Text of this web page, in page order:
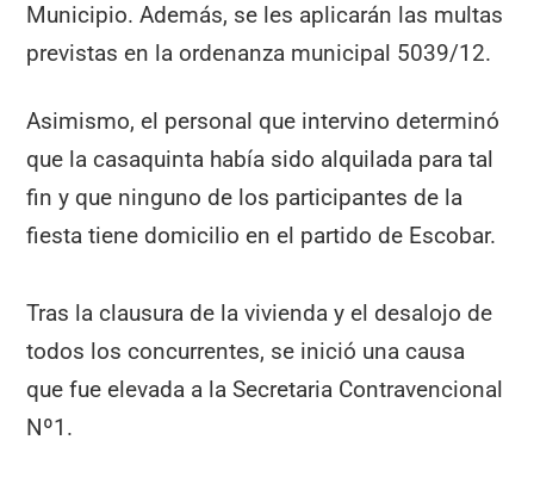
Municipio. Además, se les aplicarán las multas
previstas en la ordenanza municipal 5039/12.
Asimismo, el personal que intervino determinó
que la casaquinta había sido alquilada para tal
fin y que ninguno de los participantes de la
fiesta tiene domicilio en el partido de Escobar.
Tras la clausura de la vivienda y el desalojo de
todos los concurrentes, se inició una causa
que fue elevada a la Secretaria Contravencional
Nº1.